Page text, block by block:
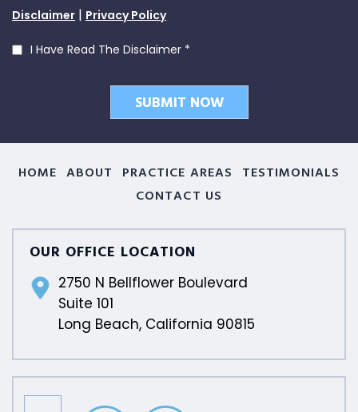
Disclaimer | Privacy Policy
I Have Read The Disclaimer *
HOME ABOUT PRACTICE AREAS TESTIMONIALS
CONTACT US
OUR OFFICE LOCATION
2750 N Bellflower Boulevard
Suite 101
Long Beach, California 90815